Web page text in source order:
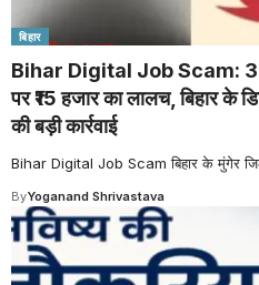
बिहार
Bihar Digital Job Scam:
पर ₹15 हजार का लालच, बिहार के
की बड़ी कार्रवाई
Bihar Digital Job Scam बिहार के मुंगेर
ByYoganand Shrivastava